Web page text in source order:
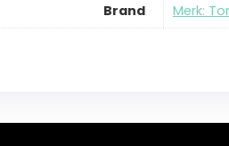
Brand Merk: